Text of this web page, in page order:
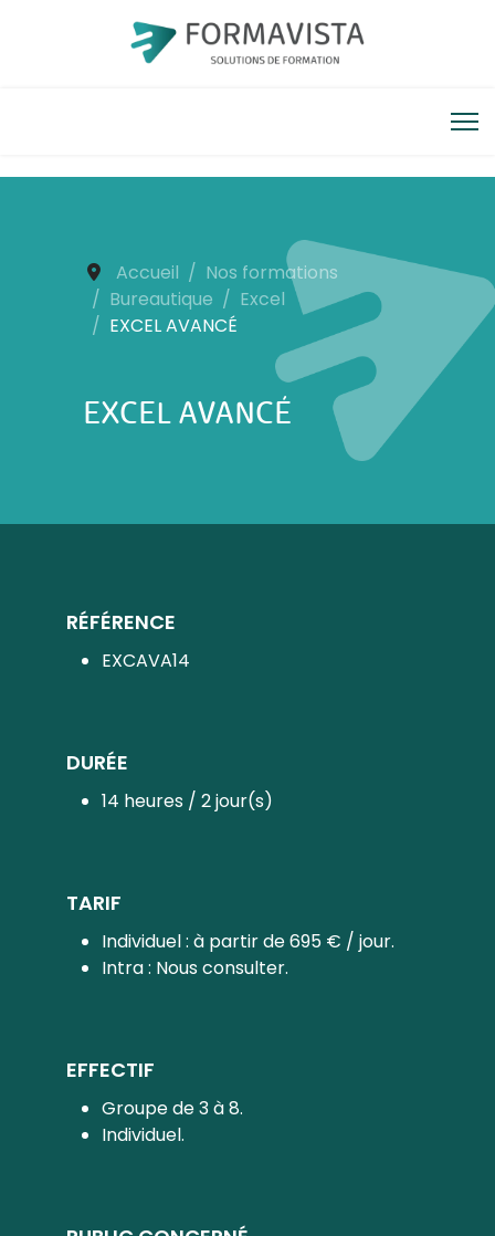
Accueil
Nos formations
Bureautique
Excel
EXCEL AVANCÉ
EXCEL AVANCÉ
RÉFÉRENCE
EXCAVA14
DURÉE
14 heures / 2 jour(s)
TARIF
Individuel : à partir de 695 € / jour.
Intra : Nous consulter.
EFFECTIF
Groupe de 3 à 8.
Individuel.